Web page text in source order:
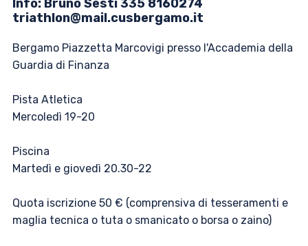
Info: ​​Bruno Sesti 335 8160274
triathlon@mail.cusbergamo.it
Bergamo Piazzetta Marcovigi presso l'Accademia della
Guardia di Finanza
Pista Atletica
Mercoledì 19-20
Piscina
Martedì e giovedì 20.30-22
Quota iscrizione 50 € (comprensiva di tesseramenti e
maglia tecnica o tuta o smanicato o borsa o zaino)